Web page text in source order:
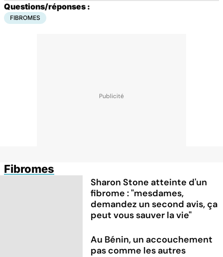
Questions/réponses :
FIBROMES
Fibromes
Sharon Stone atteinte d'un
fibrome : "mesdames,
demandez un second avis, ça
peut vous sauver la vie"
Au Bénin, un accouchement
pas comme les autres